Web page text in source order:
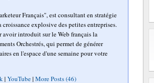
Français", est consultant en stratégie
explosive des petites entreprises.
avoir introduit sur le Web français la
Orchestrés, qui permet de générer
en l'espace d'une semaine pour votre
| YouTube| More Posts (46)